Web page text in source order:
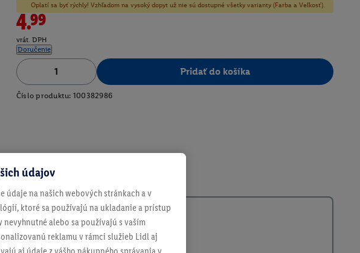
Oplatí sa byť rýchly! Vzhľadom na vysoký dopyt už nie sú dostupné všetky varianty (Farba a Veľkosť).
4.99
vrát. DPH
Doručenie
Pridať do košíka
Číslo produktu: 100382986
údajov
údaje na našich webových stránkach a v
ktoré sa používajú na ukladanie a prístup
alebo sa používajú s vaším
reklamu v rámci služieb Lidl aj
aj údaje z vášho nákupného správania v